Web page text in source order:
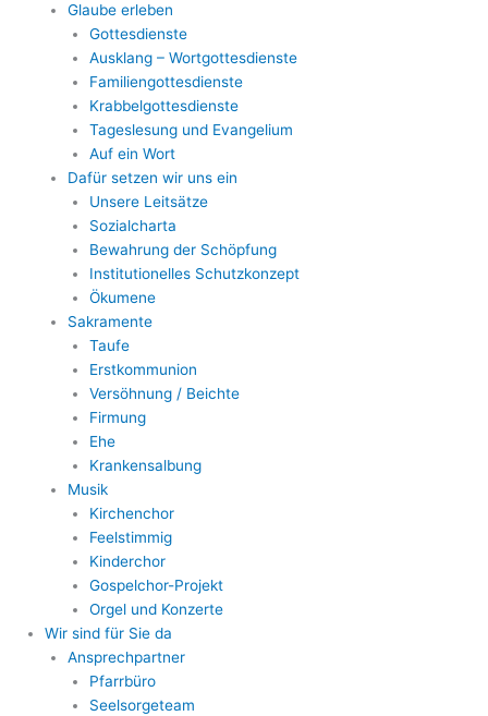
Glaube erleben
Gottesdienste
Ausklang – Wortgottesdienste
Familiengottesdienste
Krabbelgottesdienste
Tageslesung und Evangelium
Auf ein Wort
Dafür setzen wir uns ein
Unsere Leitsätze
Sozialcharta
Bewahrung der Schöpfung
Institutionelles Schutzkonzept
Ökumene
Sakramente
Taufe
Erstkommunion
Versöhnung / Beichte
Firmung
Ehe
Krankensalbung
Musik
Kirchenchor
Feelstimmig
Kinderchor
Gospelchor-Projekt
Orgel und Konzerte
Wir sind für Sie da
Ansprechpartner
Pfarrbüro
Seelsorgeteam